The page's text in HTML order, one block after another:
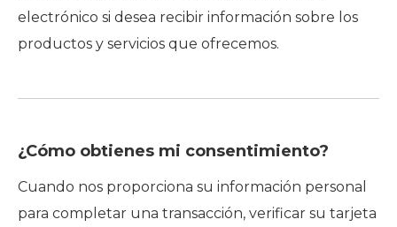
electrónico si desea recibir información sobre los
productos y servicios que ofrecemos.
¿Cómo obtienes mi consentimiento?
Cuando nos proporciona su información personal
para completar una transacción, verificar su tarjeta